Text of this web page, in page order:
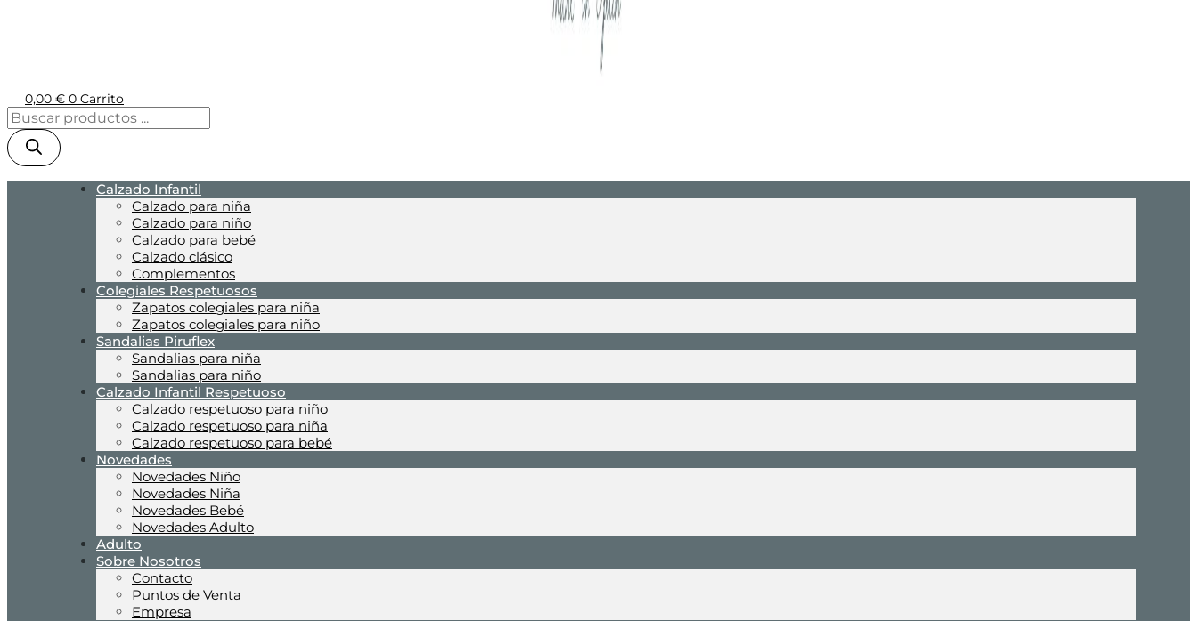
0,00 € 0 Carrito
Calzado Infantil
Calzado para niña
Calzado para niño
Calzado para bebé
Calzado clásico
Complementos
Colegiales Respetuosos
Zapatos colegiales para niña
Zapatos colegiales para niño
Sandalias Piruflex
Sandalias para niña
Sandalias para niño
Calzado Infantil Respetuoso
Calzado respetuoso para niño
Calzado respetuoso para niña
Calzado respetuoso para bebé
Novedades
Novedades Niño
Novedades Niña
Novedades Bebé
Novedades Adulto
Adulto
Sobre Nosotros
Contacto
Puntos de Venta
Empresa